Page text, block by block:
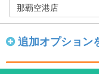
追加オプション